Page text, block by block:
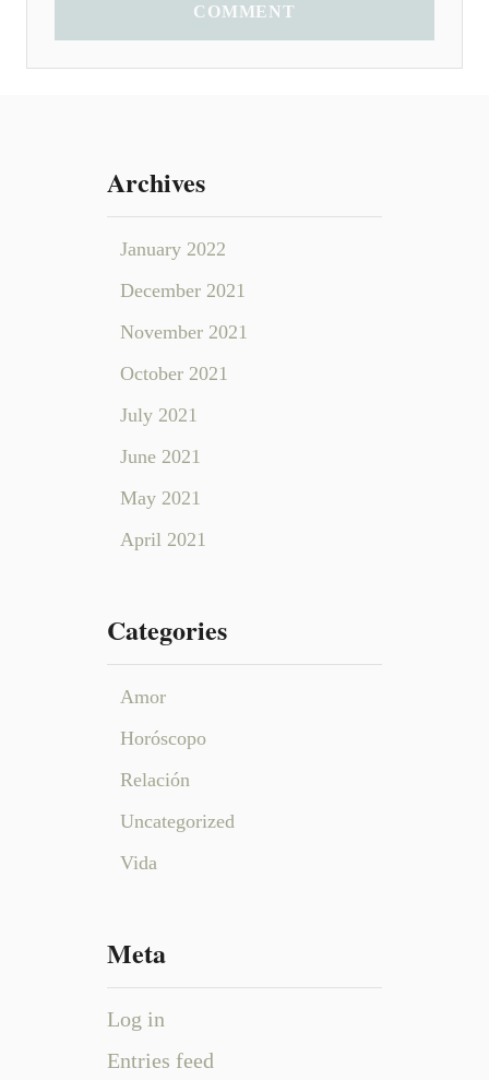
COMMENT
Archives
January 2022
December 2021
November 2021
October 2021
July 2021
June 2021
May 2021
April 2021
Categories
Amor
Horóscopo
Relación
Uncategorized
Vida
Meta
Log in
Entries feed